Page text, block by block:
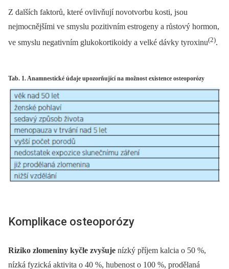
Z dalších faktorů, které ovlivňují novotvorbu kosti, jsou
nejmocnějšími ve smyslu pozitivním estrogeny a růstový hormon,
ve smyslu negativním glukokortikoidy a velké dávky tyroxinu(2).
Tab. 1. Anamnestické údaje upozorňující na možnost existence osteoporózy
Komplikace osteoporózy
Riziko zlomeniny kyčle zvyšuje nízký příjem kalcia o 50 %,
nízká fyzická aktivita o 40 %, hubenost o 100 %, prodělaná